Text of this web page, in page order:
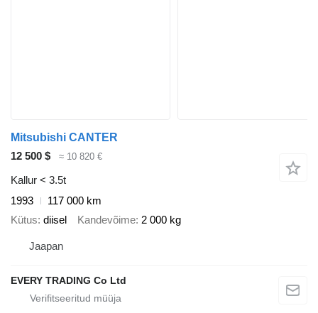
Mitsubishi CANTER
12 500 $
≈ 10 820 €
Kallur < 3.5t
1993
117 000 km
Kütus diisel Kandevõime 2 000 kg
Jaapan
EVERY TRADING Co Ltd